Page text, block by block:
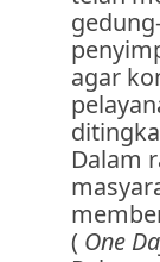
agar
Dalam
( One